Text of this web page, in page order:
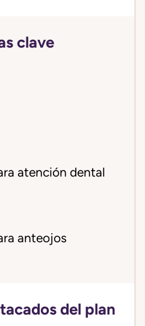
clave
atención dental
anteojos
del plan